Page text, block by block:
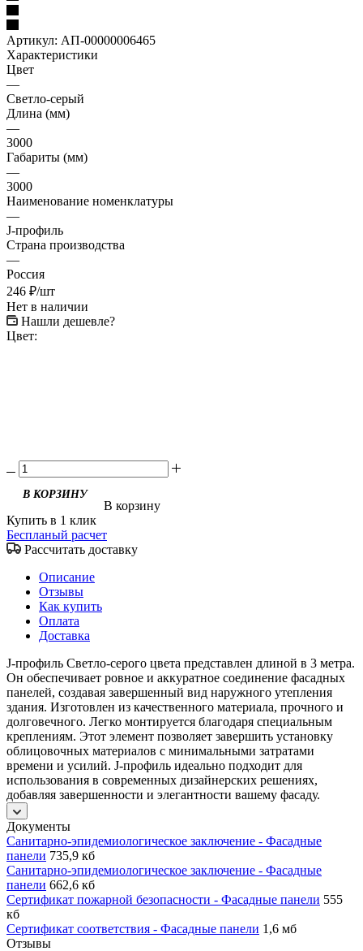
Артикул: АП-00000006465
Характеристики
Цвет
—
Светло-серый
Длина (мм)
—
3000
Габариты (мм)
—
3000
Наименование номенклатуры
—
J-профиль
Страна производства
—
Россия
246 ₽/шт
Нет в наличии
Нашли дешевле?
Цвет:
В корзину
Купить в 1 клик
Беспланый расчет
Рассчитать доставку
Описание
Отзывы
Как купить
Оплата
Доставка
J-профиль Светло-серого цвета представлен длиной в 3 метра.
Он обеспечивает ровное и аккуратное соединение фасадных
панелей, создавая завершенный вид наружного утепления
здания. Изготовлен из качественного материала, прочного и
долговечного. Легко монтируется благодаря специальным
креплениям. Этот элемент позволяет завершить установку
облицовочных материалов с минимальными затратами
времени и усилий. J-профиль идеально подходит для
использования в современных дизайнерских решениях,
добавляя завершенности и элегантности вашему фасаду.
Документы
Санитарно-эпидемиологическое заключение - Фасадные
панели 735,9 кб
Санитарно-эпидемиологическое заключение - Фасадные
панели 662,6 кб
Сертификат пожарной безопасности - Фасадные панели 555
кб
Сертификат соответствия - Фасадные панели 1,6 мб
Отзывы